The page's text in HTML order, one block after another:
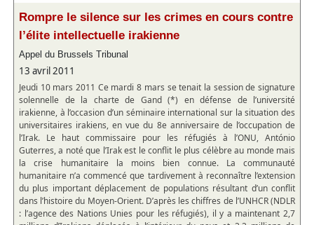
Rompre le silence sur les crimes en cours contre
l’élite intellectuelle irakienne
Appel du Brussels Tribunal
13 avril 2011
Jeudi 10 mars 2011 Ce mardi 8 mars se tenait la session de signature
solennelle de la charte de Gand (*) en défense de l’université
irakienne, à l’occasion d’un séminaire international sur la situation des
universitaires irakiens, en vue du 8e anniversaire de l’occupation de
l’Irak. Le haut commissaire pour les réfugiés à l’ONU, António
Guterres, a noté que l’Irak est le conflit le plus célèbre au monde mais
la crise humanitaire la moins bien connue. La communauté
humanitaire n’a commencé que tardivement à reconnaître l’extension
du plus important déplacement de populations résultant d’un conflit
dans l’histoire du Moyen-Orient. D’après les chiffres de l’UNHCR (NDLR
: l’agence des Nations Unies pour les réfugiés), il y a maintenant 2,7